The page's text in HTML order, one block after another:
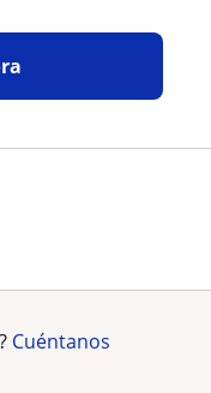
Cuéntanos